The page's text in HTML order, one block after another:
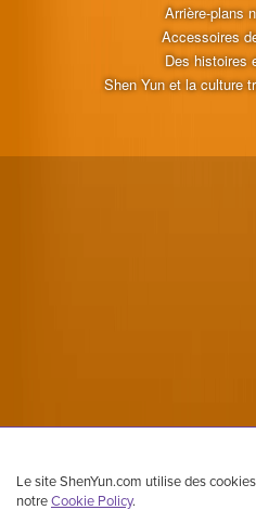
Arrière-plans
Accessoires
Des histoires
Shen Yun et la culture
Le site ShenYun.com utilise des
notreCookie Policy.